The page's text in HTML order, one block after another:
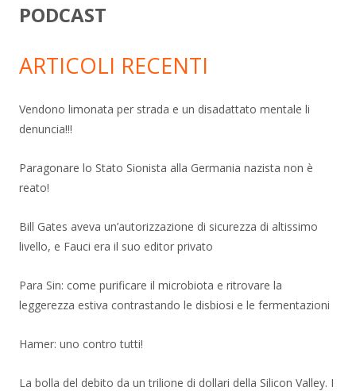
PODCAST
ARTICOLI RECENTI
Vendono limonata per strada e un disadattato mentale li
denuncia!!!
Paragonare lo Stato Sionista alla Germania nazista non è
reato!
Bill Gates aveva un’autorizzazione di sicurezza di altissimo
livello, e Fauci era il suo editor privato
Para Sin: come purificare il microbiota e ritrovare la
leggerezza estiva contrastando le disbiosi e le fermentazioni
Hamer: uno contro tutti!
La bolla del debito da un trilione di dollari della Silicon Valley. I